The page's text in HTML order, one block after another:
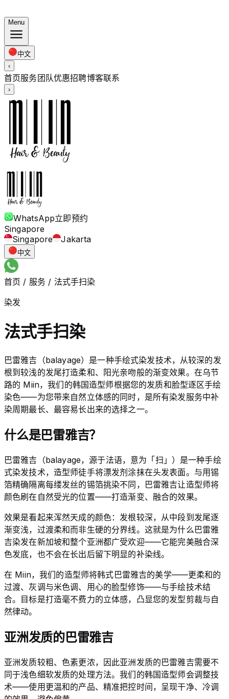
Menu
中文
‹
首页服务团队优惠招聘博客联系
›
WhatsApp立即预约
Singapore
Singapore
Jakarta
中文
首页 / 服务 / 法式手扫染
染发
法式手扫染
巴雷雅吉（balayage）是一种手绘式染发技术，从较深的发
根到较浅的发尾打造柔和、阳光亲吻般的渐变效果。在乌节
路的 Miin，我们的韩国造型师根据您的发质和脸型逐区手绘
染色——为您带来自然立体感的同时，是所有染发服务中补
染周期最长、最容易长出来的选择之一。
什么是巴雷雅吉？
巴雷雅吉（balayage，源于法语，意为「扫」）是一种手绘
式染发技术，造型师徒手将漂发剂涂抹在头发表面。与用锡
箔精确隔离每缕发丝的锡箔挑染不同，巴雷雅吉让造型师将
颜色刷在自然受光的位置——打造渐变、融合的效果。
效果是看起来浑然天成的颜色：发根较深，从中段到发尾逐
渐变浅，过渡柔和而非生硬的分界线。这就是为什么巴雷雅
吉染发在新加坡和整个亚洲都广受欢迎——它能完美融合深
色发底，也不会在长出后留下明显的补染线。
在 Miin，我们的造型师将韩式巴雷雅吉的美学——更柔和的
过渡、灰调与米色调、用心的脸型修饰——与手绘技术结
合。目标是打造毫不费力的立体感，凸显您的发型剪裁与自
然律动。
亚洲发质的巴雷雅吉
亚洲发质较粗、色素更浓，因此亚洲发质的巴雷雅吉需要不
同于浅色细软发质的处理方法。我们的韩国造型师会调整技
术——使用更温和的产品、精准把控时间，呈现干净、冷调